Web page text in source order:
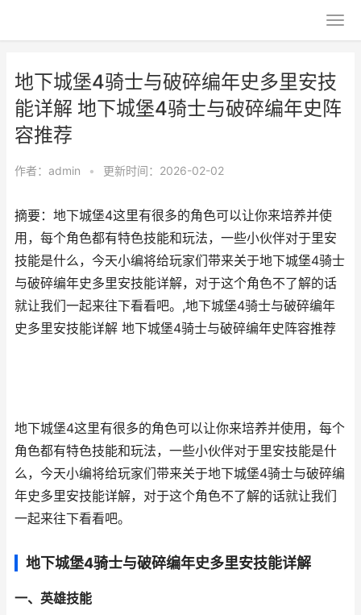
地下城堡4骑士与破碎编年史多里安技
能详解 地下城堡4骑士与破碎编年史阵
容推荐
作者： admin • 更新时间：2026-02-02
摘要：地下城堡4这里有很多的角色可以让你来培养并使
用，每个角色都有特色技能和玩法，一些小伙伴对于里安
技能是什么，今天小编将给玩家们带来关于地下城堡4骑士
与破碎编年史多里安技能详解，对于这个角色不了解的话
就让我们一起来往下看看吧。,地下城堡4骑士与破碎编年
史多里安技能详解 地下城堡4骑士与破碎编年史阵容推荐
地下城堡4这里有很多的角色可以让你来培养并使用，每个
角色都有特色技能和玩法，一些小伙伴对于里安技能是什
么，今天小编将给玩家们带来关于地下城堡4骑士与破碎编
年史多里安技能详解，对于这个角色不了解的话就让我们
一起来往下看看吧。
地下城堡4骑士与破碎编年史多里安技能详解
一、英雄技能